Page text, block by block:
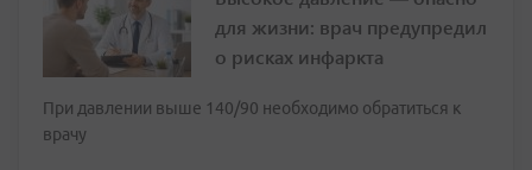
для жизни: врач предупредил
о рисках инфаркта
При давлении выше 140/90 необходимо обратиться к
врачу